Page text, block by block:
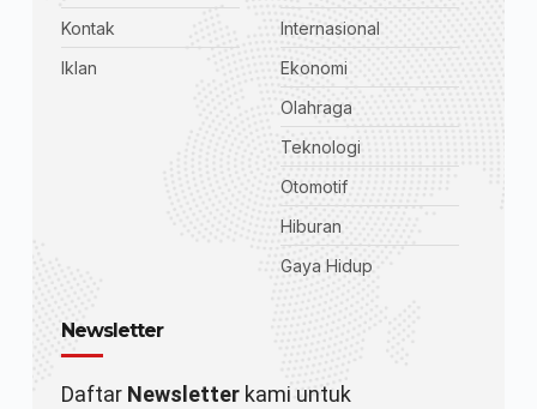
Kontak
Iklan
Internasional
Ekonomi
Olahraga
Teknologi
Otomotif
Hiburan
Gaya Hidup
Newsletter
Daftar Newsletterkami untuk